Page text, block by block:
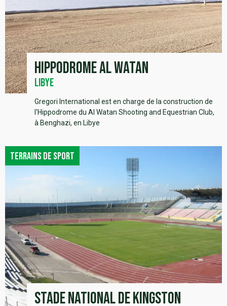
Hippodrome Al Watan
Libye
Gregori International est en charge de la construction de
l'Hippodrome du Al Watan Shooting and Equestrian Club,
à Benghazi, en Libye
Terrains de sport
Stade National de Kingston